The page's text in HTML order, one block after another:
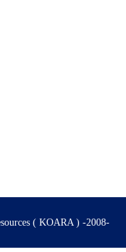
( KOARA ) -2008-